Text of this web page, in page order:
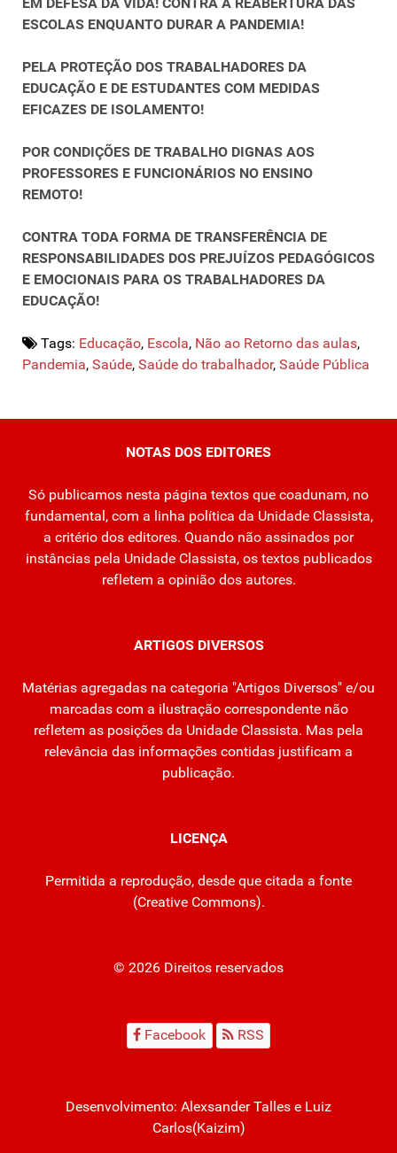
ESCOLAS ENQUANTO DURAR A PANDEMIA!
PELA PROTEÇÃO DOS TRABALHADORES DA
EDUCAÇÃO E DE ESTUDANTES COM MEDIDAS
EFICAZES DE ISOLAMENTO!
POR CONDIÇÕES DE TRABALHO DIGNAS AOS
PROFESSORES E FUNCIONÁRIOS NO ENSINO
REMOTO!
CONTRA TODA FORMA DE TRANSFERÊNCIA DE
RESPONSABILIDADES DOS PREJUÍZOS PEDAGÓGICOS
E EMOCIONAIS PARA OS TRABALHADORES DA
EDUCAÇÃO!
Tags: Educação, Escola, Não ao Retorno das aulas,
Pandemia, Saúde, Saúde do trabalhador, Saúde Pública
NOTAS DOS EDITORES
Só publicamos nesta página textos que coadunam, no
fundamental, com a linha política da Unidade Classista,
a critério dos editores. Quando não assinados por
instâncias pela Unidade Classista, os textos publicados
refletem a opinião dos autores.
ARTIGOS DIVERSOS
Matérias agregadas na categoria "Artigos Diversos" e/ou
marcadas com a ilustração correspondente não
refletem as posições da Unidade Classista. Mas pela
relevância das informações contidas justificam a
publicação.
LICENÇA
Permitida a reprodução, desde que citada a fonte
(Creative Commons).
© 2026 Direitos reservados
Facebook RSS
Desenvolvimento: Alexsander Talles e Luiz
Carlos(Kaizim)